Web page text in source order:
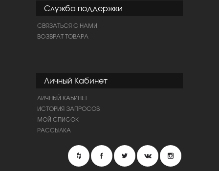
Служба поддержки
СВЯЗАТЬСЯ С НАМИ
ВОЗВРАТ ТОВАРА
Личный Кабинет
ЛИЧНЫЙ КАБИНЕТ
ИСТОРИЯ ЗАПРОСОВ
МОЙ СПИСОК
РАССЫЛКА